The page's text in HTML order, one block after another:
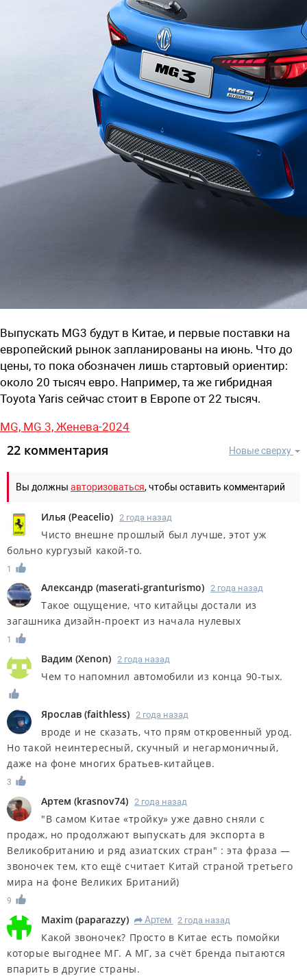
Выпускать MG3 будут в Китае, и первые поставки на
европейский рынок запланированы на июнь. Что до
цены, то пока обозначен лишь стартовый ориентир:
около 20 тысяч евро. Например, та же гибридная
Toyota Yaris сейчас стоит в Европе от 22 тысяч.
MG, MG 3, Женева-2024
Новые сверху
22 комментария
Вы должны авторизоваться, чтобы оставить комментарий
Илья (Peacelio) 2 года назад
Чисто внешне прошлый был лучше, этот уж
больно кургузый какой-то.
1
Александр (maserati-granturismo) 2 года назад
Такое ощущение, что китайцы достали из
загашника дизайн-проект из начала нулевых
1
Вадим (Xenon) 2 года назад
Чем то напомнил автомобили из конца 90-тых.
Ярослав (faithless) 2 года назад
вроде и не сказать, что прям откровенный урод.
Но такой неинтересный, скучный и негармоничный,
даже на фоне многих братьев-китайцев.
3
Артем (krasnov74) 2 года назад
"В самом Китае «тройку» уже давно сняли с
продаж, но продолжают выпускать для экспорта в
Великобританию и ряд азиатских стран" : эта фраза —
звоночек тем, кто ещё считает Китай страной третьего
мира на фоне Великих Британий)
9
Maxim (paparazzy) R Артем 2 года назад
Какой звоночек? Просто в Китае есть помойки
которые выгоднее МГ. А МГ, за счёт бренда пытаются
впарить в другие страны.